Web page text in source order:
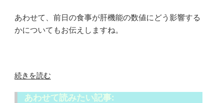
あわせて、前日の食事が肝機能の数値にどう影響する
かについてもお伝えしますね。
“健
続きを読む
あわせて読みたい記事: